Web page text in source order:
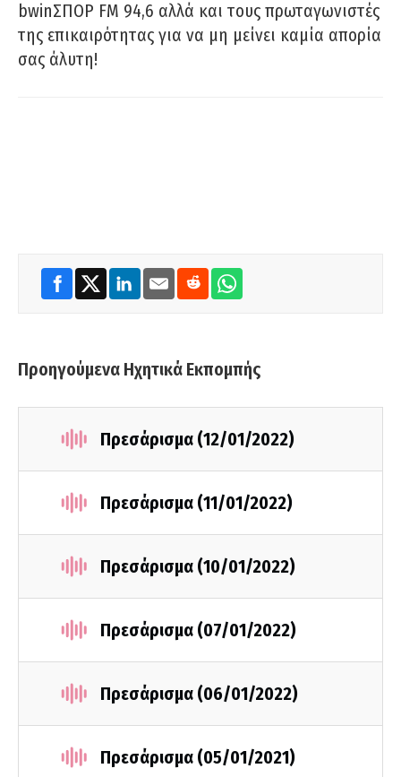
bwinΣΠΟΡ FM 94,6 αλλά και τους πρωταγωνιστές
της επικαιρότητας για να μη μείνει καμία απορία
σας άλυτη!
Προηγούμενα Ηχητικά Εκπομπής
Πρεσάρισμα (12/01/2022)
Πρεσάρισμα (11/01/2022)
Πρεσάρισμα (10/01/2022)
Πρεσάρισμα (07/01/2022)
Πρεσάρισμα (06/01/2022)
Πρεσάρισμα (05/01/2021)